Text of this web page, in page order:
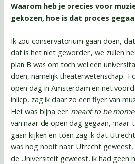
Waarom heb je precies voor
gekozen, hoe is dat proces
Ik zou conservatorium gaan doen,
dat is het niet geworden, we zullen
plan B was om toch wel een
doen, namelijk theaterwetenschap.
open dag in Amsterdam en net
inliep, zag ik daar zo een flyer van
Het was bijna een meant to be
van naar de open dag gegaan, maar
gaan kijken en toen zag ik dat
was nog nooit naar Utrecht
de Universiteit geweest, ik had geen